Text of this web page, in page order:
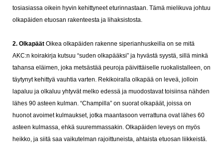
tosiasiassa oikein hyvin kehittyneet eturinnastaan. Tämä mielikuva johtuu
olkapäiden etuosan rakenteesta ja lihaksistosta.
2. Olkapäät Oikea olkapäiden rakenne siperianhuskeilla on se mitä
AKC:n koirakirja kutsuu “suden olkapääksi” ja hyvästä syystä, sillä minkä
tahansa eläimen, joka metsästää peuroja päivittäiselle ruokalistalleen, on
täytynyt kehittyä vauhtia varten. Rekikoiralla olkapää on leveä, jolloin
lapaluu ja olkaluu yhtyvät melko edessä ja muodostavat toisiinsa nähden
lähes 90 asteen kulman. “Champilla” on suorat olkapäät, joissa on
huonot avoimet kulmaukset, jotka maantasoon verrattuna ovat lähes 60
asteen kulmassa, ehkä suuremmassakin. Olkapäiden leveys on myös
heikko, ja siitä saa vaikutelman rajoittuneista, ahtaista etuosan liikkeistä.